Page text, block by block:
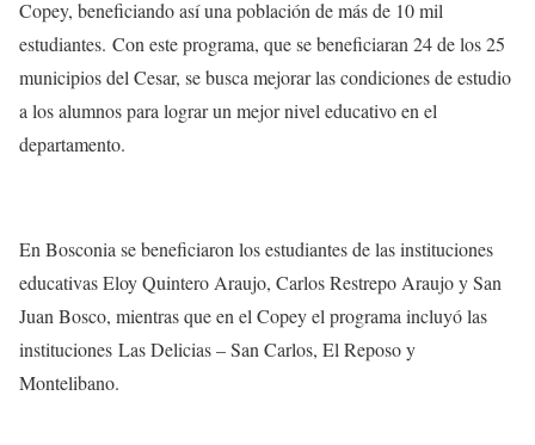
Copey, beneficiando así una población de más de 10 mil
estudiantes. Con este programa, que se beneficiaran 24 de los 25
municipios del Cesar, se busca mejorar las condiciones de estudio
a los alumnos para lograr un mejor nivel educativo en el
departamento.
En Bosconia se beneficiaron los estudiantes de las instituciones
educativas Eloy Quintero Araujo, Carlos Restrepo Araujo y San
Juan Bosco, mientras que en el Copey el programa incluyó las
instituciones Las Delicias – San Carlos, El Reposo y
Montelibano.